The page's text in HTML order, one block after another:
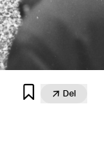
  Del